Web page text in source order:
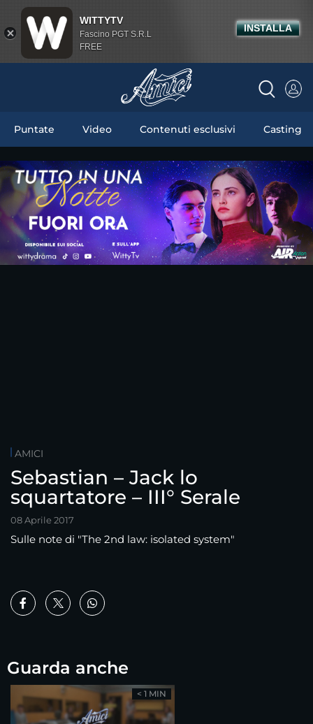
Puntate Video Contenuti esclusivi Casting
AMICI
Sebastian – Jack lo
squartatore – III° Serale
08 Aprile 2017
Sulle note di "The 2nd law: isolated system"
Guarda anche
< 1 MIN
WITTYTV
Fascino PGT S.R.L
FREE
INSTALLA